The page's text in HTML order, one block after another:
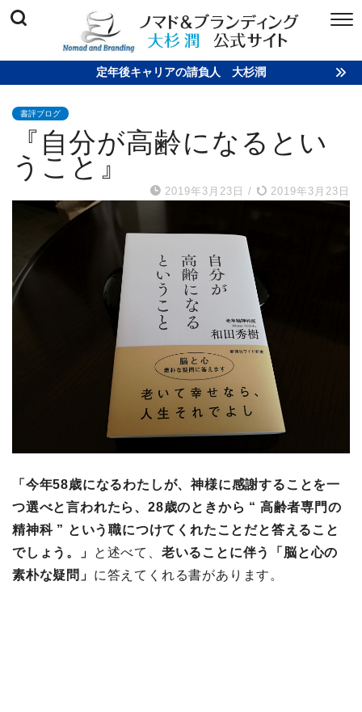
定年後キャリアの請負人 大杉潤
書評ブログ
『自分が高齢になるとい
うこと』
2019年3月23日 / 2019年3月23日
「今年58歳になるわたしが、神様に感謝することを一
つ選べと言われたら、28歳のときから “ 高齢者専門の
精神科 ” という職につけてくれたことだと答えること
でしょう。」
と述べて、 老いることに伴う「脳と心の
素朴な疑問」 に答えてくれる書があります。